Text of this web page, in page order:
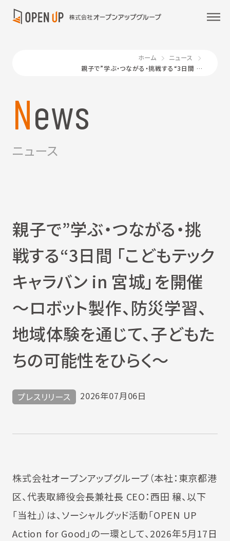
ホーム
ニュース
親子で”学ぶ・つながる・挑戦する“3日間 「こどもテックキャラバン in 宮城」を開催 〜ロボット製作、防災学習、地域体験を通じて、子どもたちの可能性をひらく〜
News
ニュース
親子で”学ぶ・つながる・挑
戦する“3日間 「こどもテック
キャラバン in 宮城」を開催
〜ロボット製作、防災学習、
地域体験を通じて、子どもた
ちの可能性をひらく〜
プレスリリース 2026年07月06日
株式会社オープンアップグループ（本社：東京都港
区、代表取締役会長兼社長 CEO：西田 穣、以下
「当社」）は、ソーシャルグッド活動「OPEN UP
Action for Good」の一環として、2026年5月17日